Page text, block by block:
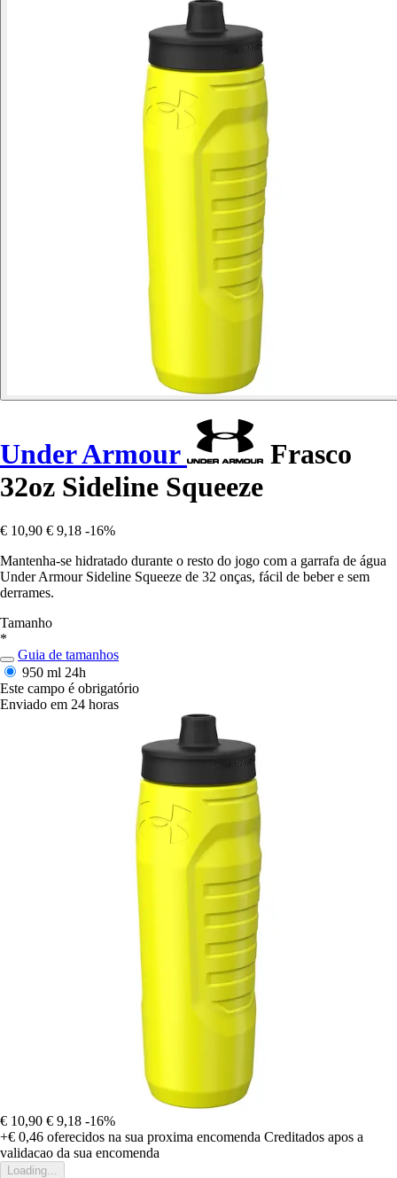
Under Armour
Frasco
32oz Sideline Squeeze
€ 10,90 € 9,18 -16%
Mantenha-se hidratado durante o resto do jogo com a garrafa de água
Under Armour Sideline Squeeze de 32 onças, fácil de beber e sem
derrames.
Tamanho
*
Guia de tamanhos
950 ml 24h
Este campo é obrigatório
Enviado em 24 horas
€ 10,90 € 9,18 -16%
+€ 0,46 oferecidos na sua proxima encomenda Creditados apos a
validacao da sua encomenda
Loading...